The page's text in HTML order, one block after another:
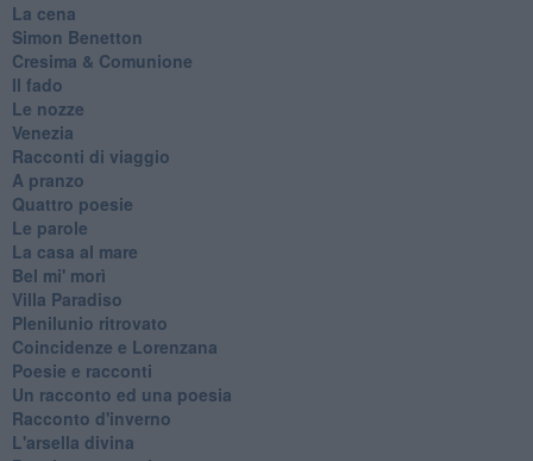
La cena
Simon Benetton
Cresima & Comunione
Il fado
Le nozze
Venezia
Racconti di viaggio
A pranzo
Quattro poesie
Le parole
La casa al mare
Bel mi' morì
Villa Paradiso
Plenilunio ritrovato
Coincidenze e Lorenzana
Poesie e racconti
Un racconto ed una poesia
Racconto d'inverno
​L'arsella divina